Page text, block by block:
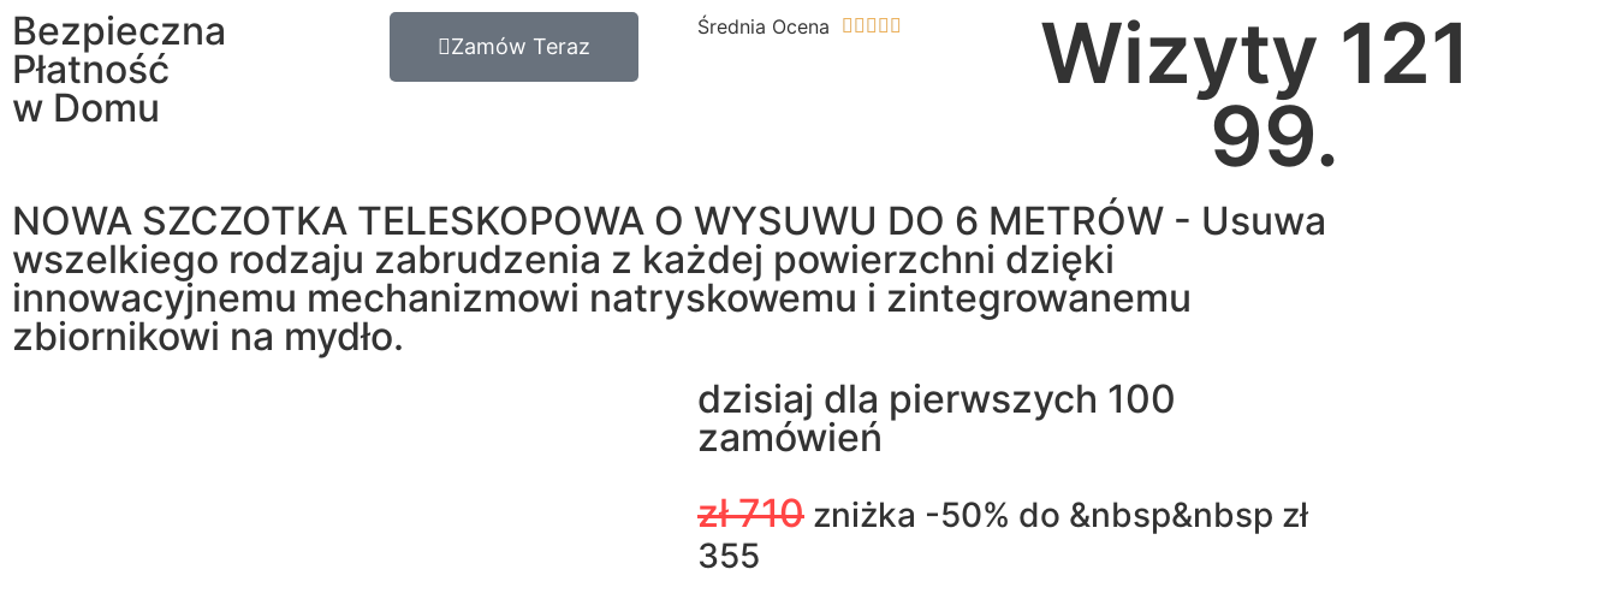
Bezpieczna
Płatność
w Domu
Zamów Teraz
Średnia Ocena     
Wizyty
99.
121
NOWA SZCZOTKA TELESKOPOWA O WYSUWU DO 6 METRÓW - Usuwa
wszelkiego rodzaju zabrudzenia z każdej powierzchni dzięki
innowacyjnemu mechanizmowi natryskowemu i zintegrowanemu
zbiornikowi na mydło.
dzisiaj dla pierwszych 100
zamówień
zł 710 zniżka -50% do &nbsp&nbsp zł
355